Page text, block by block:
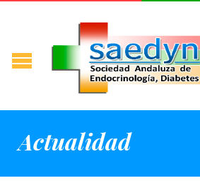
Actualidad